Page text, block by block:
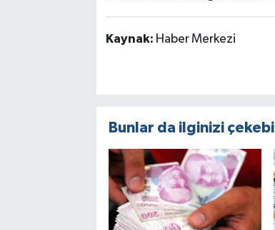
Kaynak: Haber Merkezi
Bunlar da ilginizi